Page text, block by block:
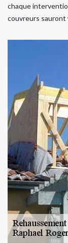
chaque
couvreurs sauront